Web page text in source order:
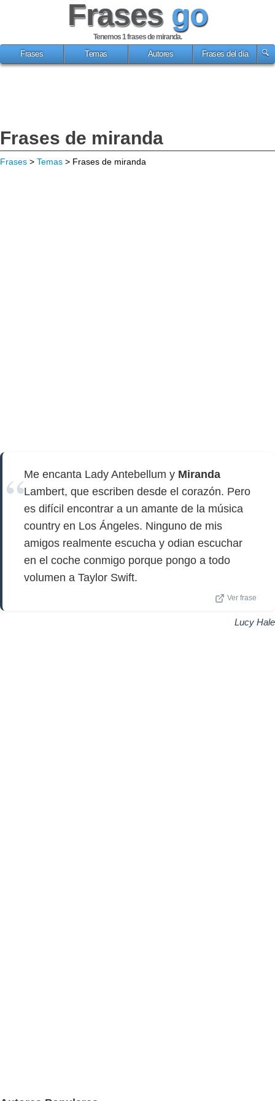
Frases go
Tenemos 1frases de miranda.
Frases
Temas Autores Frases del día
Frases de miranda
Frases > Temas > Frases de miranda
Me encanta Lady Antebellum y Miranda
Lambert, que escriben desde el corazón. Pero
es difícil encontrar a un amante de la música
country en Los Ángeles. Ninguno de mis
amigos realmente escucha y odian escuchar
en el coche conmigo porque pongo a todo
volumen a Taylor Swift.
Ver frase
Lucy Hale